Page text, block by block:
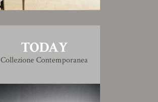
TODAY
Collezione Contemporanea